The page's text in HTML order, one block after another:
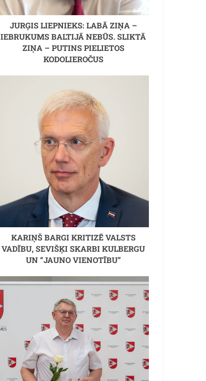
JURĢIS LIEPNIEKS: LABĀ ZIŅA –
IEBRUKUMS BALTIJĀ NEBŪS. SLIKTĀ
ZIŅA – PUTINS PIELIETOS
KODOLIEROČUS
KARIŅŠ BARGI KRITIZĒ VALSTS
VADĪBU, SEVIŠĶI SKARBI KULBERGU
UN “JAUNO VIENOTĪBU”